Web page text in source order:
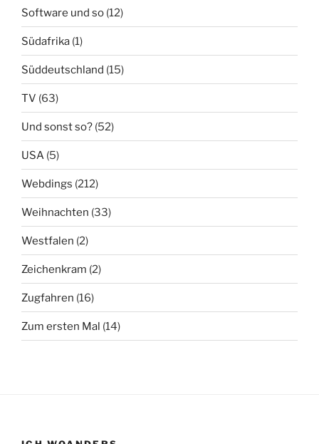
Software und so (12)
Südafrika (1)
Süddeutschland (15)
TV (63)
Und sonst so? (52)
USA (5)
Webdings (212)
Weihnachten (33)
Westfalen (2)
Zeichenkram (2)
Zugfahren (16)
Zum ersten Mal (14)